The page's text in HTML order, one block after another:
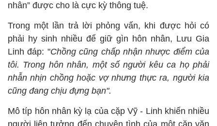
nhân” được cho là cực kỳ thông tuệ.
Trong một lần trả lời phỏng vấn, khi được hỏi có
phải hy sinh nhiều để giữ gìn hôn nhân, Lưu Gia
Linh đáp: "Chồng cũng chấp nhận nhược điểm của
tôi. Trong hôn nhân, một số người kêu ca họ phải
nhẫn nhịn chồng hoặc vợ nhưng thực ra, người kia
cũng đang chịu đựng bạn".
Mô típ hôn nhân kỳ lạ của cặp Vỹ - Linh khiến nhiều
người liên tưởng đến chuyện tình của một cặp văn